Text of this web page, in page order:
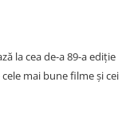
la cea de-a 89-a ediție
mai bune filme și cei